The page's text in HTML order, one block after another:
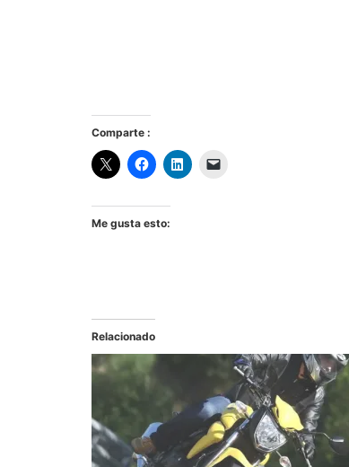
Comparte :
Me gusta esto:
Relacionado